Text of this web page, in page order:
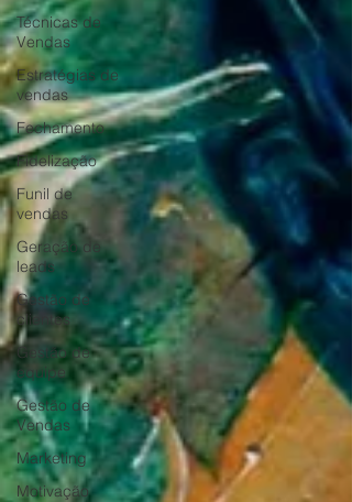
Técnicas de
Vendas
Estratégias de
vendas
Fechamento
Fidelização
Funil de
vendas
Geração de
leads
Gestão de
clientes
Gestão de
equipe
Gestão de
Vendas
Marketing
Motivação